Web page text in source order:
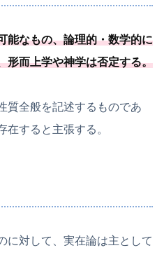
能なもの、論理的・数学的に
形而上学や神学は否定する。
質全般を記述するものであ
在すると主張する。
に対して、実在論は主として